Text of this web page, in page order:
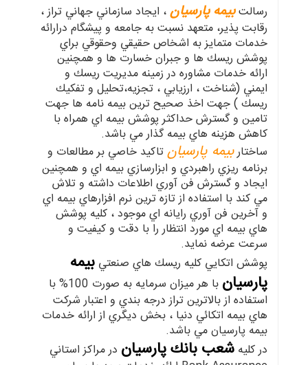
رسالتبيمه پارسيان، ايجاد سازماني جهاني تراز ،
رقابت پذير، متعهد نسبت به جامعه و پيشگام درارائه
خدمات متمايز به اشخاص حقيقي وحقوقي براي
پوشش ريسك ها و جبران خسارت ها و همچنين
ارائه خدمات مشاوره در زمينه مديريت ريسك و
ايمني (شناخت ، ارزيابي ، تجزيه،تحليل و تفكيك
ريسك ) جهت اخذ صحيح ترين بيمه نامه ها جهت
تامين و گسترش حداكثر پوشش بيمه اي همراه با
كاهش هزينه هاي بيمه گذار مي باشد.
ساختاربيمه پارسيانتاكيد خاصي بر مطالعات و
برنامه ريزي راهبردي و ابزارسازي بيمه اي و همچنين
ايجاد و گسترش فن آوري اطلاعات داشته و تلاش
مي كند با استفاده از تازه ترين نرم افزارهاي بيمه اي
و آخرين فن آوري رايانه اي موجود ، كليه پوشش
هاي بيمه اي مورد انتظار را با دقت و كيفيت و
سرعت عرضه نمايد.
پوشش اتكايي كليه ريسك هاي صنعتي بيمه
پارسيان
با هر ميزان سرمايه به صورت 100% با
استفاده از بالاترين تراز درجه بندي و اعتبار شركت
هاي بيمه اتكائي دنيا ، بخش ديگري از ارائه خدمات
بيمه پارسيان مي باشد.
در كليه شعب بانك پارسيان در مراكز استاني